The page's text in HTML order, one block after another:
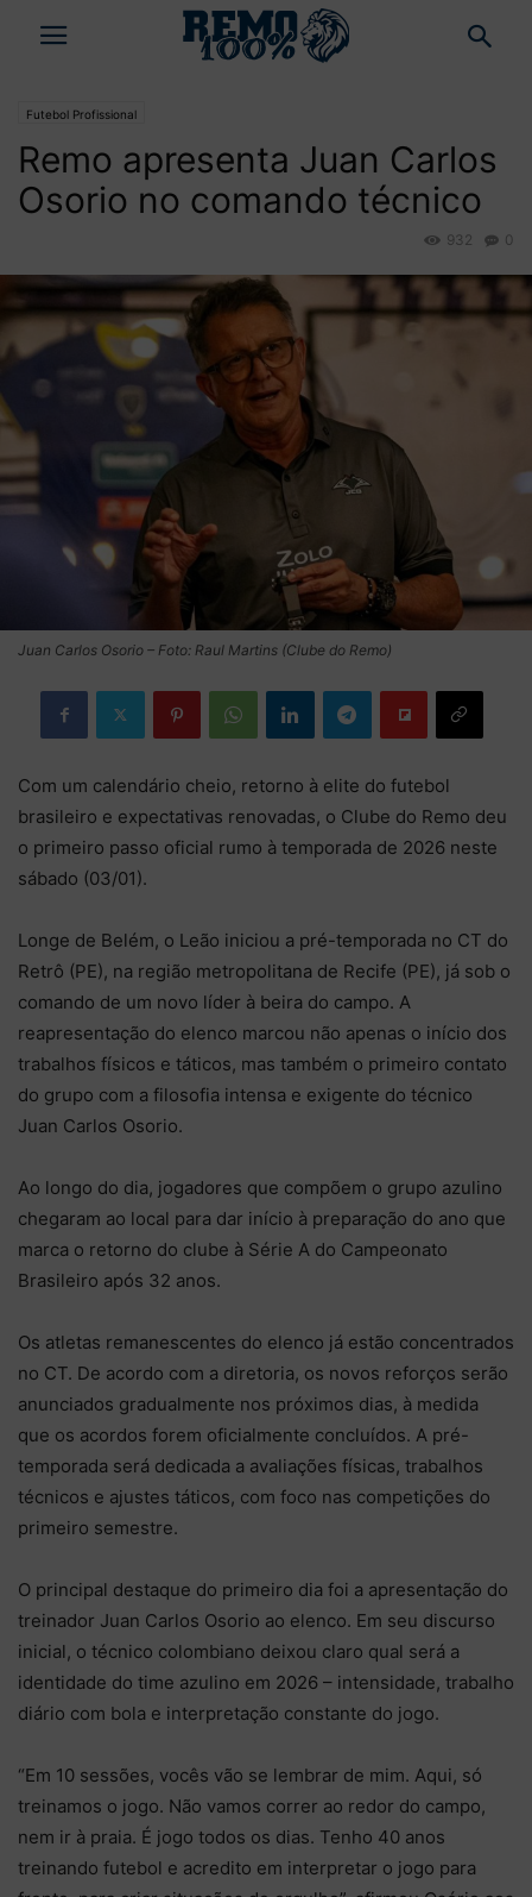
Futebol Profissional
Remo apresenta Juan Carlos
Osorio no comando técnico
0
932
Juan Carlos Osorio – Foto: Raul Martins (Clube do Remo)
Com um calendário cheio, retorno à elite do futebol
brasileiro e expectativas renovadas, o Clube do Remo deu
o primeiro passo oficial rumo à temporada de 2026 neste
sábado (03/01).
Longe de Belém, o Leão iniciou a pré-temporada no CT do
Retrô (PE), na região metropolitana de Recife (PE), já sob o
comando de um novo líder à beira do campo. A
reapresentação do elenco marcou não apenas o início dos
trabalhos físicos e táticos, mas também o primeiro contato
do grupo com a filosofia intensa e exigente do técnico
Juan Carlos Osorio.
Ao longo do dia, jogadores que compõem o grupo azulino
chegaram ao local para dar início à preparação do ano que
marca o retorno do clube à Série A do Campeonato
Brasileiro após 32 anos.
Os atletas remanescentes do elenco já estão concentrados
no CT. De acordo com a diretoria, os novos reforços serão
anunciados gradualmente nos próximos dias, à medida
que os acordos forem oficialmente concluídos. A pré-
temporada será dedicada a avaliações físicas, trabalhos
técnicos e ajustes táticos, com foco nas competições do
primeiro semestre.
O principal destaque do primeiro dia foi a apresentação do
treinador Juan Carlos Osorio ao elenco. Em seu discurso
inicial, o técnico colombiano deixou claro qual será a
identidade do time azulino em 2026 – intensidade, trabalho
diário com bola e interpretação constante do jogo.
“Em 10 sessões, vocês vão se lembrar de mim. Aqui, só
treinamos o jogo. Não vamos correr ao redor do campo,
nem ir à praia. É jogo todos os dias. Tenho 40 anos
treinando futebol e acredito em interpretar o jogo para